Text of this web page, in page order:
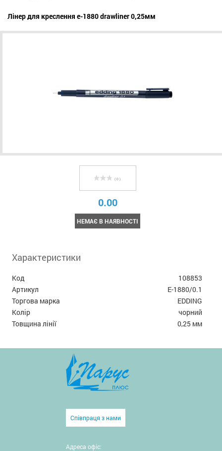
Лінер для креслення e-1880 drawliner 0,25мм
( 0 )
0.00
НЕМАЄ В НАЯВНОСТІ
Характеристики
Код
108853
Артикул
E-1880/0.1
Торгова марка
EDDING
Колір
чорний
Товщина лінії
0,25 мм
Співпраця з нами
Адреса офіс: